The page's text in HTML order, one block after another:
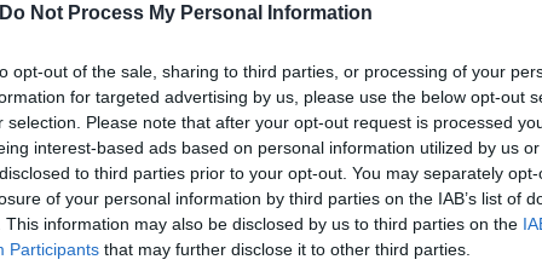
Do Not Process My Personal Information
opt-out of the sale, sharing to third parties, or processing of your
for targeted advertising by us, please use the below opt-out
selection. Please note that after your opt-out request is processed
interest-based ads based on personal information utilized by us
to third parties prior to your opt-out. You may separately
of your personal information by third parties on the IAB’s list of
This information may also be disclosed by us to third parties on the
Participants that may further disclose it to other third parties.
péntek, amelyen a keresztények Jézus Krisztus
emlékeznek meg - emlékeztetnek az előterjesztők
méltó megünneplését segíti elő.
nincs ünnep, halál nélkül nincs föltámadás,
Zoltán a javaslat általános vitájában, hozzátéve, az
elmúlt 25 évének egyik fontos adósságát törleszti.
kitért arra is, hogy a munkaszüneti napok